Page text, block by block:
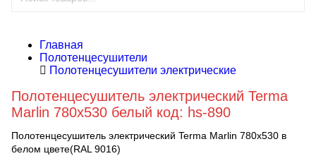
Главная
Полотенцесушители
Полотенцесушители электрические
Полотенцесушитель электрический Terma
Marlin 780x530 белый код: hs-890
Полотенцесушитель электрический Terma Marlin 780x530 в
белом цвете(RAL 9016)